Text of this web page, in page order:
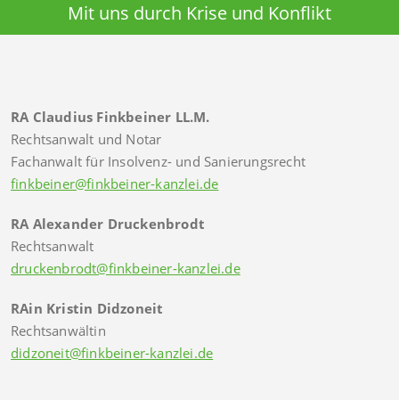
Mit uns durch Krise und Konflikt
RA Claudius Finkbeiner LL.M.
Rechtsanwalt und Notar
Fachanwalt für Insolvenz- und Sanierungsrecht
finkbeiner@finkbeiner-kanzlei.de
RA Alexander Druckenbrodt
Rechtsanwalt
druckenbrodt@finkbeiner-kanzlei.de
RAin Kristin Didzoneit
Rechtsanwältin
didzoneit@finkbeiner-kanzlei.de